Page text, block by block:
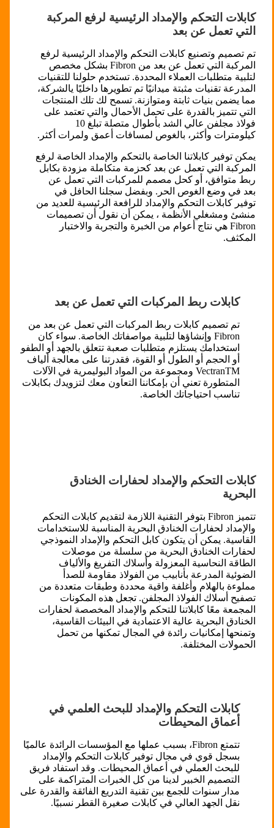
كابلات التحكم والإمداد الرئيسية لرفع المركبة
التي تعمل عن بعد
تم تصميم وتصنيع كابلات التحكم والإمداد الرئيسية لرفع
المركبة التي تعمل عن بعد من Fibron بشكل مخصص
لتلبية متطلبات العملاء المحددة. تستخدم حلولنا للتقنيات
المدرعة تقنيات مثبتة ميدانيًا تم تطويرها داخليًا يالشركة،
مما يضمن بنيات ثابتة ومتوازنة. تسمح لك تلك المنتجات
التي تتميز بالقدرة على تحمل الأحمال والتي تعتمد على
فولاذ مجلفن عالي الشد بأطوال متصلة تبلغ 10
كيلومترات وأكثر، بالغوص لمسافات أعمق ولمرات أكثر.
يمكن توفير كابلاتنا الخاصة بالتحكم والإمداد الخاصة لرفع
المركبة التي تعمل عن بعد كحزمة متكاملة مزودة بكابل
ربط متوافق، أو كحل مصمم للمركبات التي تعمل عن
بعد في وضع الغوص الحر. وبفضل سجلنا الحافل في
توفير كابلات التحكم والإمداد للرافعة الرئيسية للعديد من
منشئ ومشغلي الأنظمة ، يمكن أن نقول أن تصميمات
Fibron هي نتاج أعوام من الخبرة والتجربة والاختبار
المكثف.
كابلات ربط المركبات التي تعمل عن بعد
تم تصميم كابلات ربط المركبات التي تعمل عن بعد من
Fibron وإنشاؤها لتلبية مواصفاتك الخاصة. سواء كان
استخدامك يستلزم متطلبات صعبة تتعلق بالجهد أو الطفو
أو الحجم أو الطول أو القوة، فقدرتنا على معالجة ألياف
VectranTM ومجموعة من المواد البوليمرية في الآلات
المتطورة تعني أن بإمكاننا التعاون معك لتزويدك بكابلات
تناسب احتياجاتك الخاصة.
كابلات التحكم والإمداد لحفارات الخنادق
البحرية
تتميز Fibron بتوفر التقنية اللازمة لتقديم كابلات التحكم
والإمداد لحفارات الخنادق البحرية المناسبة للاستخدامات
القاسية. يمكن أن يتكون كابل التحكم والإمداد النموذجي
لحفارات الخنادق البحرية من سلسلة من موصلات
الطاقة النحاسية المعزولة وأسلاك التفريغ والألياف
الضوئية المدرعة بأنابيب من الفولاذ مقاومة للصدأ
مملوءة بالهلام وأغلفة واقية محددة وطبقات متعددة من
تصفيح أسلاك الفولاذ المجلفن. تجعل هذه المكونات
المجمعة معًا كابلاتنا للتحكم والإمداد المخصصة لحفارات
الخنادق البحرية عالية الاعتمادية في البيئات القاسية،
وتمنحها إمكانيات رائدة في المجال تمكنها من تحمل
الحمولات المختلفة.
كابلات التحكم والإمداد للبحث العلمي في
أعماق المحيطات
تتمتع Fibron، بسبب عملها مع المؤسسات الرائدة عالميًا
بسجل قوي في مجال توفير كابلات التحكم والإمداد
للبحث العملي في أعماق المحيطات. وقد استفاد فريق
التصميم الخبير لدينا من كل الخبرات المتراكمة على
مدار سنوات للجمع بين تقنية التدريع الفائقة والقدرة على
نقل الجهد العالي في كابلات صغيرة القطر نسبيًا.